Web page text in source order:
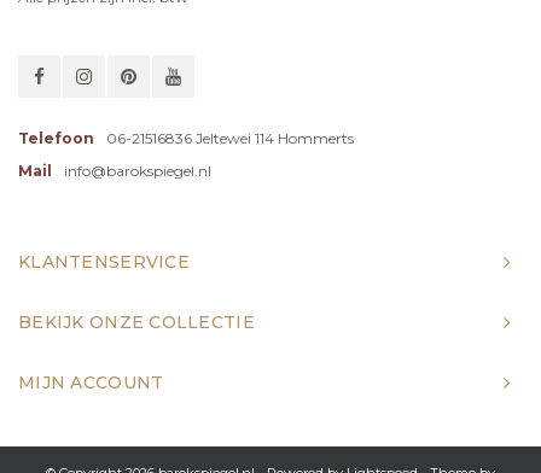
Telefoon
06-21516836 Jeltewei 114 Hommerts
Mail
info@barokspiegel.nl
KLANTENSERVICE
BEKIJK ONZE COLLECTIE
MIJN ACCOUNT